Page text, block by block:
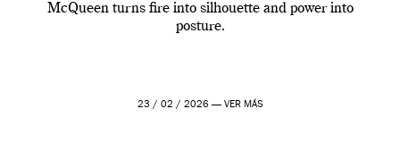
McQueen turns fire into silhouette and power into
posture.
23 / 02 / 2026 — VER MÁS